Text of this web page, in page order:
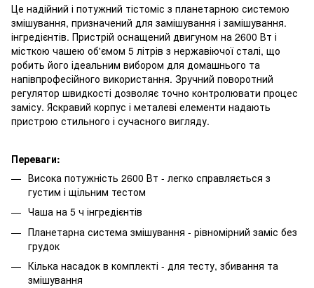
Це надійний і потужний тістоміс з планетарною системою
змішування, призначений для замішування і замішування.
інгредієнтів. Пристрій оснащений двигуном на 2600 Вт і
місткою чашею об'ємом 5 літрів з нержавіючої сталі, що
робить його ідеальним вибором для домашнього та
напівпрофесійного використання. Зручний поворотний
регулятор швидкості дозволяє точно контролювати процес
замісу. Яскравий корпус і металеві елементи надають
пристрою стильного і сучасного вигляду.
Переваги:
Висока потужність 2600 Вт - легко справляється з
густим і щільним тестом
Чаша на 5 ч інгредієнтів
Планетарна система змішування - рівномірний заміс без
грудок
Кілька насадок в комплекті - для тесту, збивання та
змішування